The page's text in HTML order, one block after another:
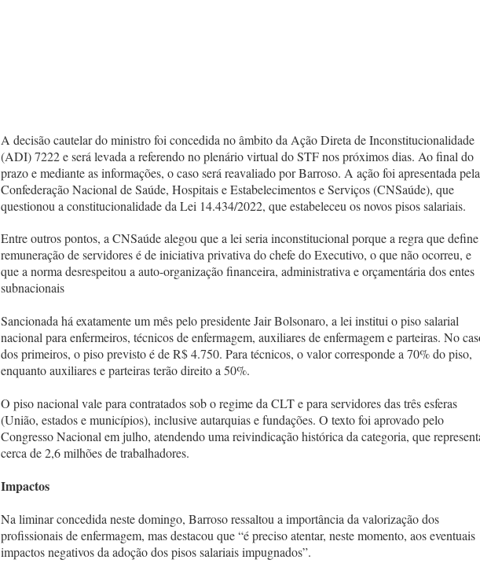
A decisão cautelar do ministro foi concedida no âmbito da Ação Direta de Inconstitucionalidade
(ADI) 7222 e será levada a referendo no plenário virtual do STF nos próximos dias. Ao final do
prazo e mediante as informações, o caso será reavaliado por Barroso. A ação foi apresentada pela
Confederação Nacional de Saúde, Hospitais e Estabelecimentos e Serviços (CNSaúde), que
questionou a constitucionalidade da Lei 14.434/2022, que estabeleceu os novos pisos salariais.
Entre outros pontos, a CNSaúde alegou que a lei seria inconstitucional porque a regra que define
remuneração de servidores é de iniciativa privativa do chefe do Executivo, o que não ocorreu, e
que a norma desrespeitou a auto-organização financeira, administrativa e orçamentária dos entes
subnacionais
Sancionada há exatamente um mês pelo presidente Jair Bolsonaro, a lei institui o piso salarial
nacional para enfermeiros, técnicos de enfermagem, auxiliares de enfermagem e parteiras. No
dos primeiros, o piso previsto é de R$ 4.750. Para técnicos, o valor corresponde a 70% do piso,
enquanto auxiliares e parteiras terão direito a 50%.
O piso nacional vale para contratados sob o regime da CLT e para servidores das três esferas
(União, estados e municípios), inclusive autarquias e fundações. O texto foi aprovado pelo
Congresso Nacional em julho, atendendo uma reivindicação histórica da categoria, que
cerca de 2,6 milhões de trabalhadores.
Impactos
Na liminar concedida neste domingo, Barroso ressaltou a importância da valorização dos
profissionais de enfermagem, mas destacou que “é preciso atentar, neste momento, aos eventuais
impactos negativos da adoção dos pisos salariais impugnados”.